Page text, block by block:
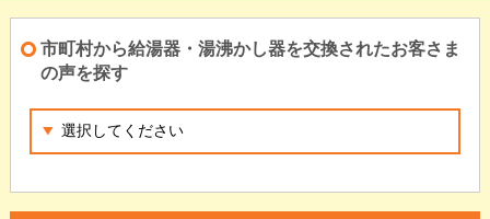
市町村から給湯器・湯沸かし器を交換されたお客さま
の声を探す